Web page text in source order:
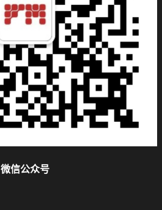
微信公众号